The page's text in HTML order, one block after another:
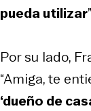
pueda utilizar
Por su lado,
“Amiga, te
‘dueño de